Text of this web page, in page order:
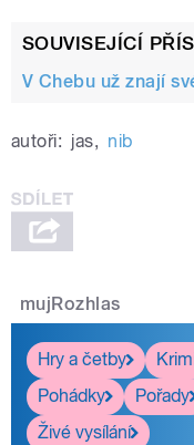
SOUVISEJÍCÍ
V Chebu už znají
autoři: jas, nib
mujRozhlas
Hry a četby
Pohádky
Pořady
Živé vysílání